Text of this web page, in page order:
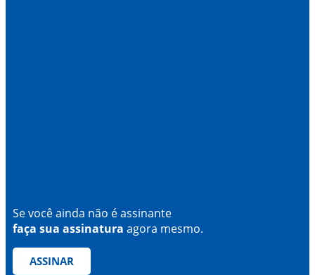
Se você ainda não é assinante
faça sua assinatura agora mesmo.
ASSINAR